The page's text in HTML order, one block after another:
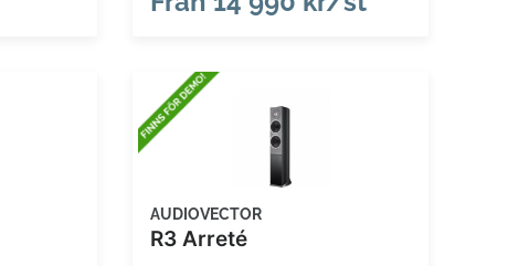
AUDIOVECTOR
R3 Arreté